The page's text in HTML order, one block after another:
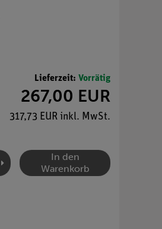
Lieferzeit: Vorrätig
267,00 EUR
317,73 EUR inkl. MwSt.
In den
Warenkorb